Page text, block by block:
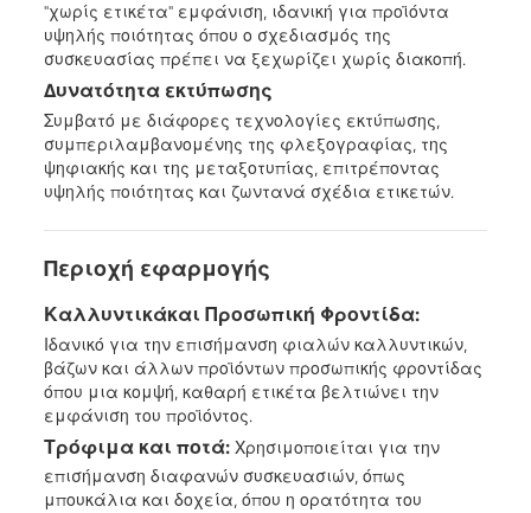
"χωρίς ετικέτα" εμφάνιση, ιδανική για προϊόντα
υψηλής ποιότητας όπου ο σχεδιασμός της
συσκευασίας πρέπει να ξεχωρίζει χωρίς διακοπή.
Δυνατότητα εκτύπωσης
Συμβατό με διάφορες τεχνολογίες εκτύπωσης,
συμπεριλαμβανομένης της φλεξογραφίας, της
ψηφιακής και της μεταξοτυπίας, επιτρέποντας
υψηλής ποιότητας και ζωντανά σχέδια ετικετών.
Περιοχή εφαρμογής
Καλλυντικάκαι Προσωπική Φροντίδα:
Ιδανικό για την επισήμανση φιαλών καλλυντικών,
βάζων και άλλων προϊόντων προσωπικής φροντίδας
όπου μια κομψή, καθαρή ετικέτα βελτιώνει την
εμφάνιση του προϊόντος.
Τρόφιμα και ποτά:Χρησιμοποιείται για την
επισήμανση διαφανών συσκευασιών, όπως
μπουκάλια και δοχεία, όπου η ορατότητα του